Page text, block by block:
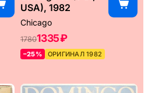
USA), 1982
Chicago
17801335 ₽
–25% ОРИГИНАЛ 1982